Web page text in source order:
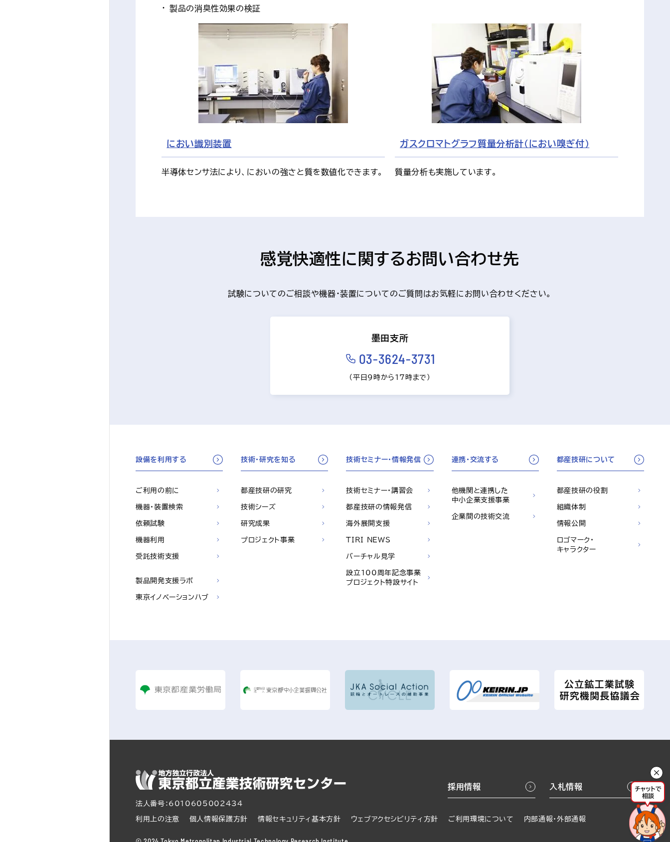
製品の消臭性効果の検証
におい識別装置
半導体センサ法により、においの強さと質を数値化できます。
ガスクロマトグラフ質量分析計（におい嗅ぎ付）
質量分析も実施しています。
感覚快適性に関するお問い合わせ先
試験についてのご相談や機器・装置についてのご質問はお気軽にお問い合わせください。
墨田支所
03-3624-3731
（平日9時から17時まで）
設備を利用する
ご利用の前に
機器・装置検索
依頼試験
機器利用
受託技術支援
製品開発支援ラボ
東京イノベーションハブ
技術・研究を知る
都産技研の研究
技術シーズ
研究成果
プロジェクト事業
技術セミナー・情報発信
技術セミナー・講習会
都産技研の情報発信
海外展開支援
TIRI NEWS
バーチャル見学
設立100周年記念事業
プロジェクト特設サイト
連携・交流する
他機関と連携した
中小企業支援事業
企業間の技術交流
都産技研について
都産技研の役割
組織体制
情報公開
ロゴマーク・
キャラクター
法人番号：6010605002434
採用情報 入札情報
利用上の注意 個人情報保護方針 情報セキュリティ基本方針 ウェブアクセシビリティ方針 ご利用環境について 内部通報・外部通報